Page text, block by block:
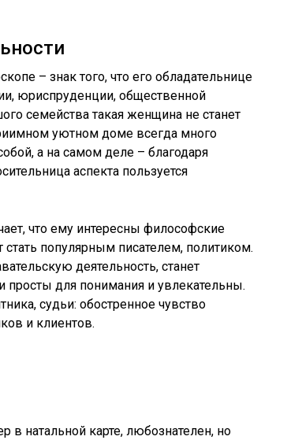
– знак того, что его обладательнице
юриспруденции, общественной
семейства такая женщина не станет
уютном доме всегда много
а на самом деле – благодаря
аспекта пользуется
что ему интересны философские
популярным писателем, политиком.
деятельность, станет
для понимания и увлекательны.
судьи: обостренное чувство
и клиентов.
натальной карте, любознателен, но